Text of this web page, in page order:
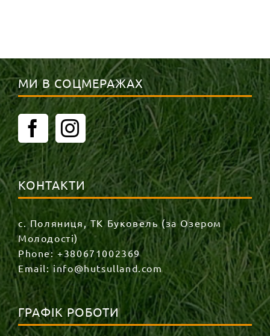
МИ В СОЦМЕРАЖАХ
КОНТАКТИ
с. Поляниця, ТК Буковель (за Озером
Молодості)
Phone:+380671002369
Email:info@hutsulland.com
ГРАФІК РОБОТИ